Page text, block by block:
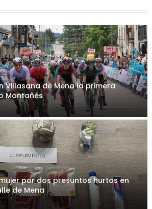
Villasana de Mena la primera
Montañés
por dos presuntos hurtos en
de Mena